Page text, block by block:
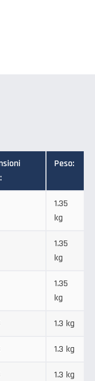
Peso:
1.35
kg
1.35
kg
1.35
kg
1.3 kg
1.3 kg
1.3 kg